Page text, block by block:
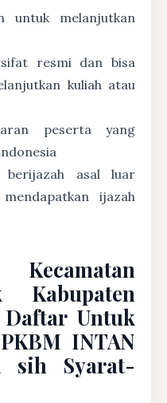
untuk melanjutkan
resmi dan bisa
kuliah atau
peserta yang
berijazah asal luar
ijazah
Kabupaten
Untuk
INTAN
sih Syarat-